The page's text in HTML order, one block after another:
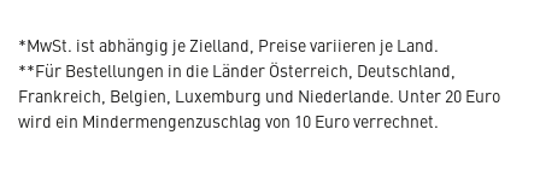
*MwSt. ist abhängig je Zielland, Preise variieren je Land.
**Für Bestellungen in die Länder Österreich, Deutschland,
Frankreich, Belgien, Luxemburg und Niederlande. Unter 20 Euro
wird ein Mindermengenzuschlag von 10 Euro verrechnet.